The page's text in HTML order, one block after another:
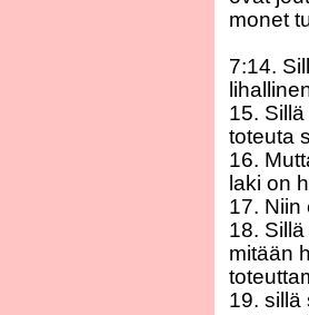
monet
7:14.
15.
toteuta
16.
laki on
17. Niin
18.
mitään
19. sillä